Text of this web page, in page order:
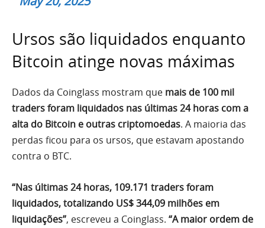
Ursos são liquidados enquanto
Bitcoin atinge novas máximas
Dados da Coinglass mostram que mais de 100 mil
traders foram liquidados nas últimas 24 horas com a
alta do Bitcoin e outras criptomoedas. A maioria das
perdas ficou para os ursos, que estavam apostando
contra o BTC.
“Nas últimas 24 horas, 109.171 traders foram
liquidados, totalizando US$ 344,09 milhões em
liquidações”, escreveu a Coinglass. “A maior ordem de